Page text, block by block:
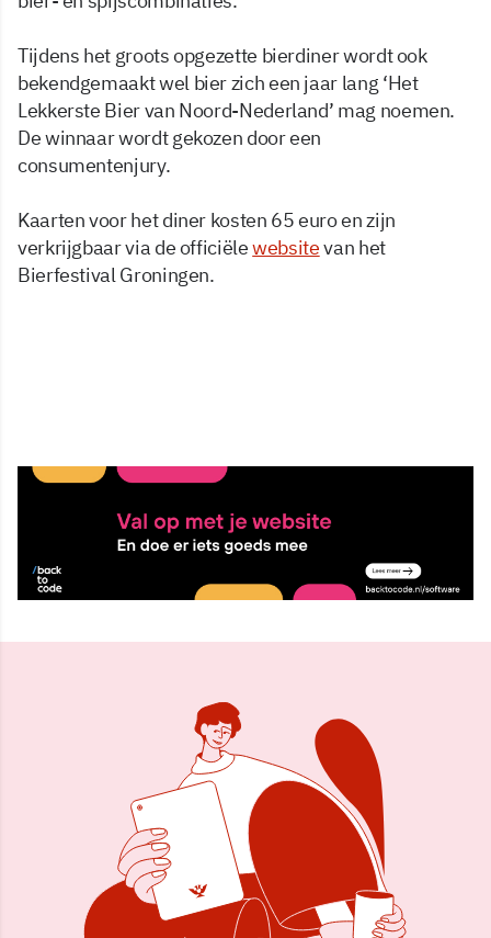
Tijdens het groots opgezette bierdiner wordt ook
bekendgemaakt wel bier zich een jaar lang ‘Het
Lekkerste Bier van Noord-Nederland’ mag noemen.
De winnaar wordt gekozen door een
consumentenjury.
Kaarten voor het diner kosten 65 euro en zijn
verkrijgbaar via de officiëlewebsitevan het
Bierfestival Groningen.
27 feb 2016, 12:14
Delen